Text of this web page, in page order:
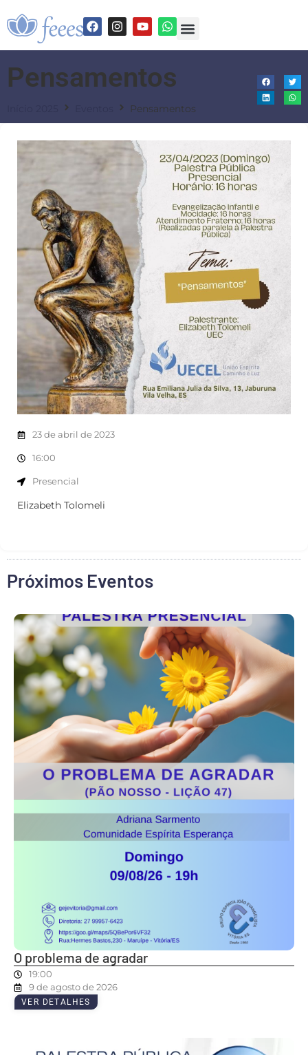
Pensamentos
Pensamentos
23 de abril de 2023
16:00
Presencial
Elizabeth Tolomeli
Próximos Eventos
O problema de agradar
19:00
9 de agosto de 2026
VER DETALHES